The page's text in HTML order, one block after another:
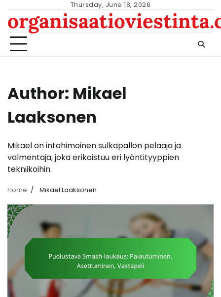
content
Thursday, June 18, 2026
Author: Mikael
Laaksonen
Mikael on intohimoinen sulkapallon pelaaja ja
valmentaja, joka erikoistuu eri lyöntityyppien
tekniikoihin.
Home Mikael Laaksonen